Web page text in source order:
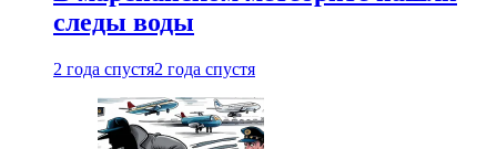
следы воды
2 года спустя2 года спустя